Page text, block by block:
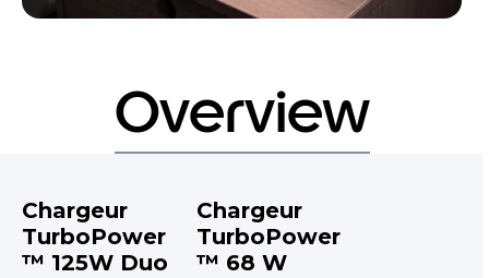
Overview
Chargeur
TurboPower
™ 125W Duo
Chargeur
TurboPower
™ 68 W